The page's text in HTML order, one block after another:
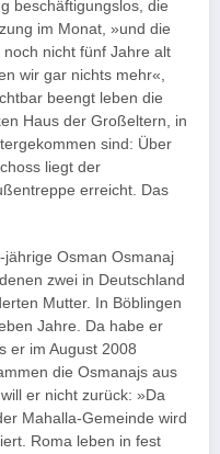
beschäftigungslos, die
im Monat, »und die
nicht fünf Jahre alt
wir gar nichts mehr«,
beengt leben die
Haus der Großeltern, in
sind: Über
liegt der
erreicht. Das
Osman Osmanaj
zwei in Deutschland
Mutter. In Böblingen
Jahre. Da habe er
er im August 2008
die Osmanajs aus
er nicht zurück: »Da
Mahalla-Gemeinde wird
Roma leben in fest